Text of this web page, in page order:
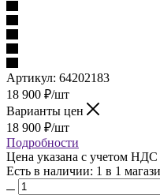
Артикул: 64202183
18 900 ₽/шт
Варианты цен
18 900 ₽/шт
Подробности
Цена указана с учетом НДС
Есть в наличии: 1 в 1